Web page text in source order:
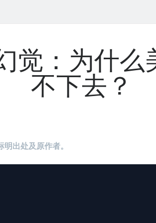
觉：为什么
不下去？
明出处及原作者。